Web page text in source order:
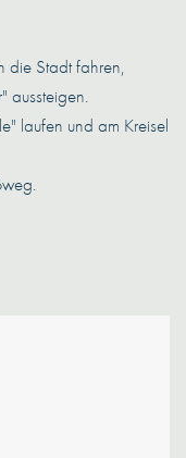
die Stadt fahren,
aussteigen.
laufen und am Kreisel